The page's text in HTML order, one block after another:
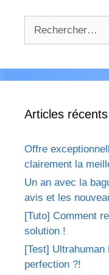
Articles récents
Offre
clairement la
Un an avec la
avis et les
[Tuto] Comment
solution !
[Test]
perfection ?!